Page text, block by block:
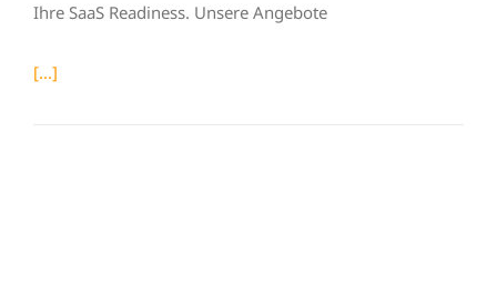
Ihre SaaS Readiness. Unsere Angebote
[...]